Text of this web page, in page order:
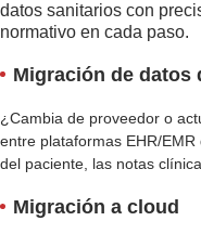
datos sanitarios con
normativo en cada paso.
Migración de datos
¿Cambia de proveedor o
entre plataformas EHR/
del paciente, las notas
Migración a cloud